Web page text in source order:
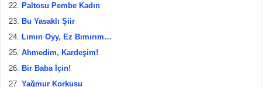
Paltosu Pembe Kadın
Bu Yasaklı Şiir
Lımın Oyy, Ez Bımırım…
Ahmedim, Kardeşim!
Bir Baba İçin!
Yağmur Korkusu